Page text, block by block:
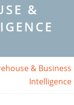
&
& Business
Intelligence